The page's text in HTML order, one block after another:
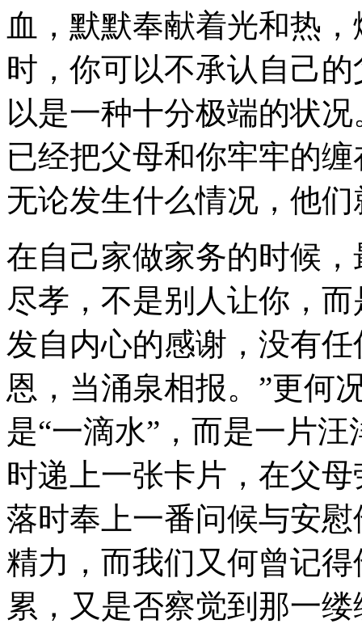
血，默默奉献着光和热
时，你可以不承认自己
以是一种十分极端的状
已经把父母和你牢牢的
无论发生什么情况，他
在自己家做家务的时候
尽孝，不是别人让你，
发自内心的感谢，没有
恩，当涌泉相报。”更何
是“一滴水”，而是一片
时递上一张卡片，在父
落时奉上一番问候与安
精力，而我们又何曾记
累，又是否察觉到那一